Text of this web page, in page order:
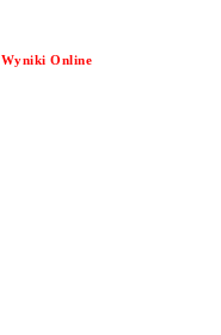
Wyniki Online